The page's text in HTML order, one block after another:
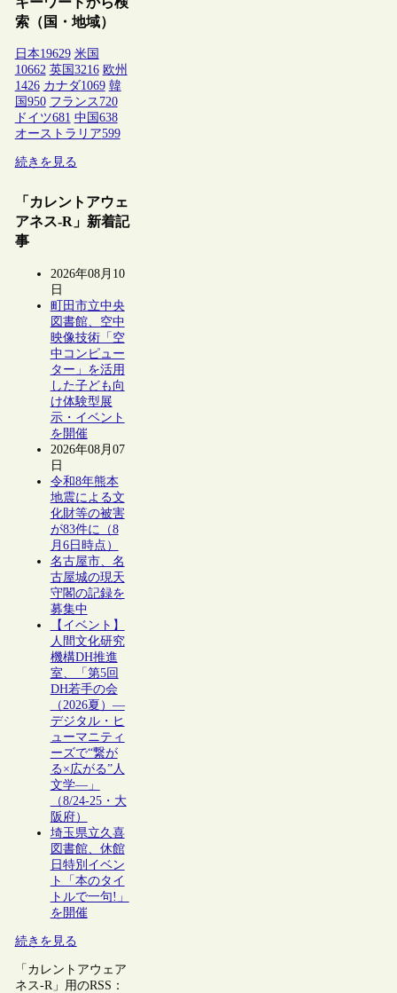
索（国・地域）
日本19629 米国
10662 英国 3216 欧州
1426 カナダ1069 韓
国 950 フランス 720
ドイツ681 中国 638
オーストラリア599
続きを見る
「カレントアウェ
アネス-R」新着記
事
2026年08月10
日
町田市立中央
図書館、空中
映像技術「空
中コンピュー
ター」を活用
した子ども向
け体験型展
示・イベント
を開催
2026年08月07
日
令和8年熊本
地震による文
化財等の被害
が83件に（8
月6日時点）
名古屋市、名
古屋城の現天
守閣の記録を
募集中
【イベント】
人間文化研究
機構DH推進
室、「第5回
DH若手の会
（2026夏）―
デジタル・ヒ
ューマニティ
ーズで“繋が
る×広がる”人
文学―」
（8/24-25・大
阪府）
埼玉県立久喜
図書館、休館
日特別イベン
ト「本のタイ
トルで一句!」
を開催
続きを見る
「カレントアウェア
ネス-R」用のRSS：